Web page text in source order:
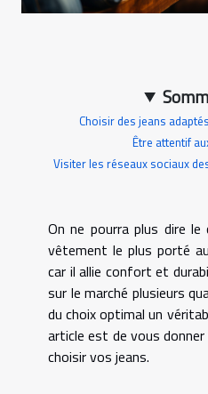
Choisir des jeans
Être attentif
Visiter les réseaux sociaux
On ne pourra plus dire
vêtement le plus porté
car il allie confort et
sur le marché plusieurs
du choix optimal un
article est de vous
choisir vos jeans.